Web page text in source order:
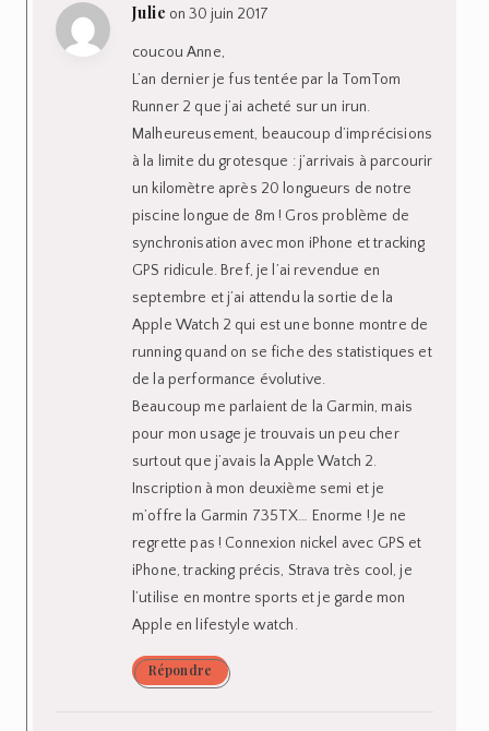
Julie on 30 juin 2017
coucou Anne,
L’an dernier je fus tentée par la TomTom
Runner 2 que j’ai acheté sur un irun.
Malheureusement, beaucoup d’imprécisions
à la limite du grotesque : j’arrivais à parcourir
un kilomètre après 20 longueurs de notre
piscine longue de 8m ! Gros problème de
synchronisation avec mon iPhone et tracking
GPS ridicule. Bref, je l’ai revendue en
septembre et j’ai attendu la sortie de la
Apple Watch 2 qui est une bonne montre de
running quand on se fiche des statistiques et
de la performance évolutive.
Beaucoup me parlaient de la Garmin, mais
pour mon usage je trouvais un peu cher
surtout que j’avais la Apple Watch 2.
Inscription à mon deuxième semi et je
m’offre la Garmin 735TX… Enorme ! Je ne
regrette pas ! Connexion nickel avec GPS et
iPhone, tracking précis, Strava très cool, je
l’utilise en montre sports et je garde mon
Apple en lifestyle watch.
Répondre